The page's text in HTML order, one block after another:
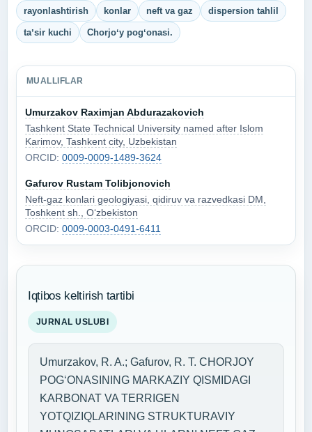
rayonlashtirish konlar neft va gaz dispersion tahlil
taʼsir kuchi Chorjoʻy pogʻonasi.
MUALLIFLAR
Umurzakov Raximjan Abdurazakovich
Tashkent State Technical University named after Islom
Karimov, Tashkent city, Uzbekistan
ORCID: 0009-0009-1489-3624
Gafurov Rustam Tolibjonovich
Neft-gaz konlari geologiyasi, qidiruv va razvedkasi DM,
Toshkent sh., O‘zbekiston
ORCID: 0009-0003-0491-6411
Iqtibos keltirish tartibi
JURNAL USLUBI
Umurzakov, R. A.; Gafurov, R. T. CHORJOY
POGʻONASINING MARKAZIY QISMIDAGI
KARBONAT VA TERRIGEN
YOTQIZIQLARINING STRUKTURAVIY